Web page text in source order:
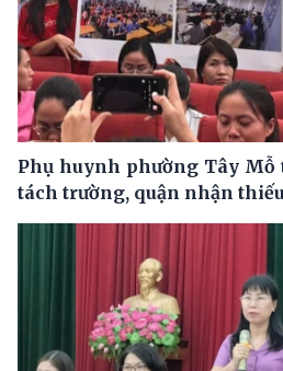
Phụ huynh phường Tây
tách trường, quận nhận